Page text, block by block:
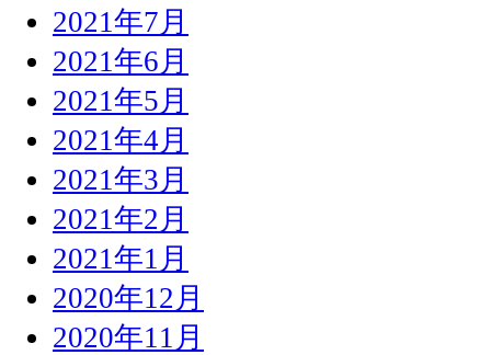
2021年7月
2021年6月
2021年5月
2021年4月
2021年3月
2021年2月
2021年1月
2020年12月
2020年11月